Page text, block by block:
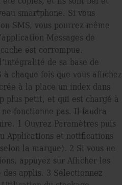
smartphone. Si vous
SMS, vous pourrez même
Messages de
est corrompue.
de sa base de
chaque fois que vous afﬁchez
à la place un index dans
plus petit, et qui est chargé à
fonctionne pas. Il faudra
1 Ouvrez Paramètres puis
Applications et notiﬁcations
la marque). 2 Si vous ne
appuyez sur Afﬁcher les
applis. 3 Sélectionnez